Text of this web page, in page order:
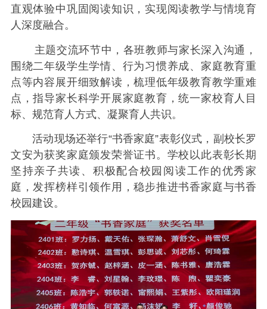
直观体验中巩固阅读知识，实现阅读教学与情境育
人深度融合。
主题交流环节中，各班教师与家长深入沟通，
围绕二年级学生学情、行为习惯养成、家庭教育重
点等内容展开细致解读，梳理低年级教育教学重难
点，指导家长科学开展家庭教育，统一家校育人目
标、规范育人方式、凝聚育人共识。
活动现场还举行“书香家庭”表彰仪式，副校长罗
文安为获奖家庭颁发荣誉证书。学校以此表彰长期
坚持亲子共读、积极配合校园阅读工作的优秀家
庭，发挥榜样引领作用，稳步推进书香家庭与书香
校园建设。